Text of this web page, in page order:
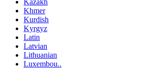
Khmer
Kurdish
Kyrgyz
Latin
Latvian
Lithuanian
Luxembou..